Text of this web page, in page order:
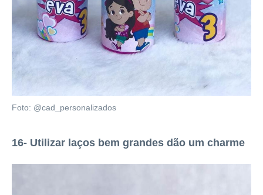
Foto: @cad_personalizados
16- Utilizar laços bem grandes dão um charme